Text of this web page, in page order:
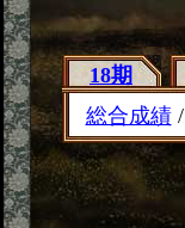
18期
総合成績/